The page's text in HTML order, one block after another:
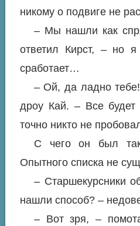
никому о подвиге не
– Мы нашли как
ответил Кирст, – но
сработает…
– Ой, да ладно
дроу Кай. – Все
точно никто не
С чего он был
Опытного списка не
– Старшекурсники
нашли способ? –
– Вот зря, –